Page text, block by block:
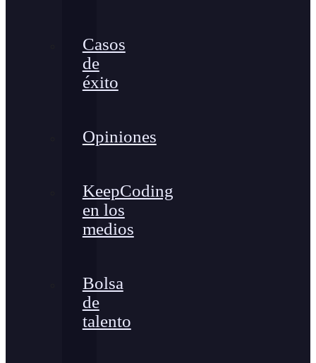
Casos
de
éxito
Opiniones
KeepCoding
en los
medios
Bolsa
de
talento